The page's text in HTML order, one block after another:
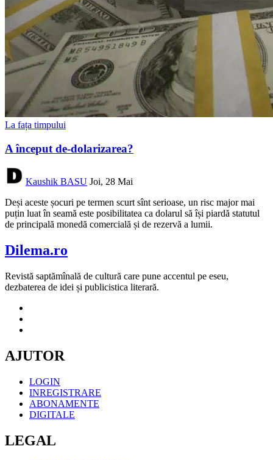
La fața timpului
A început de-dolarizarea?
Kaushik BASU Joi, 28 Mai
Deși aceste șocuri pe termen scurt sînt serioase, un risc major mai
puțin luat în seamă este posibilitatea ca dolarul să își piardă statutul
de principală monedă comercială și de rezervă a lumii.
Dilema.ro
Revistă saptămînală de cultură care pune accentul pe eseu,
dezbaterea de idei și publicistica literară.
AJUTOR
LOGIN
INREGISTRARE
ABONAMENTE
DIGITALE
LEGAL